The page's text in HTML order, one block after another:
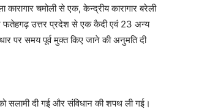
चमोली से एक, केन्द्रीय कारागार बरेली
फतेहगढ़ उत्तर प्रदेश से एक कैदी एवं 23 अन्य
पर समय पूर्व मुक्त किए जाने की अनुमति दी
सलामी दी गई और संविधान की शपथ ली गई।